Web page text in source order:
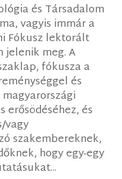
és Társadalom
vagyis immár a
Fókusz lektorált
jelenik meg. A
fókusza a
és
és
vagy
szakembereknek,
hogy egy-egy